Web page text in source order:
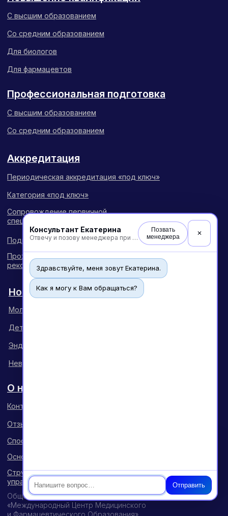
Консультант Екатерина
Отвечу и позову менеджера при необходимости
Позвать
менеджера
✕
Здравствуйте, меня зовут Екатерина.
Как я могу к Вам обращаться?
Отправить